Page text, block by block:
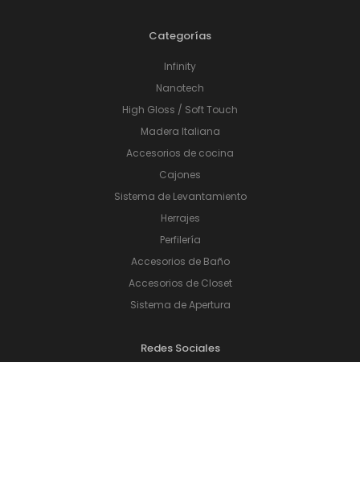
Categorías
Infinity
Nanotech
High Gloss / Soft Touch
Madera Italiana
Accesorios de cocina
Cajones
Sistema de Levantamiento
Herrajes
Perfilería
Accesorios de Baño
Accesorios de Closet
Sistema de Apertura
Redes Sociales